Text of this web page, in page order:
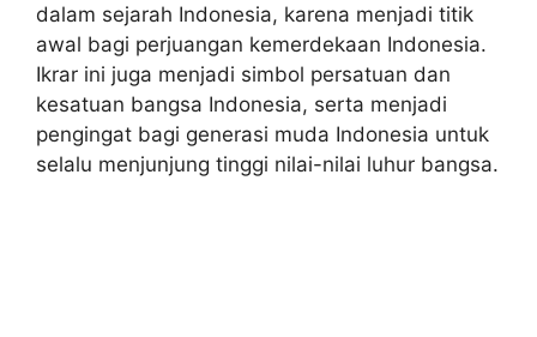
dalam sejarah Indonesia, karena menjadi titik
awal bagi perjuangan kemerdekaan Indonesia.
Ikrar ini juga menjadi simbol persatuan dan
kesatuan bangsa Indonesia, serta menjadi
pengingat bagi generasi muda Indonesia untuk
selalu menjunjung tinggi nilai-nilai luhur bangsa.